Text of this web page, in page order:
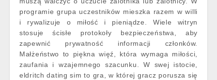
programie grupa uczestników mieszka razem w willi
i rywalizuje o miłość i pieniądze. Wiele witryn
stosuje ścisłe protokoły bezpieczeństwa, aby
zapewnić prywatność informacji członków.
Małżeństwo to piękna więź, która wymaga miłości,
zaufania i wzajemnego szacunku. W swej istocie,
eldritch dating sim to gra, w której gracz porusza się